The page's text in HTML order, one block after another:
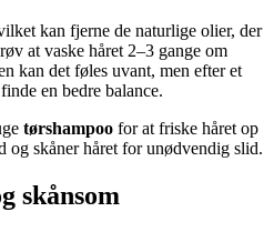
kan fjerne de naturlige olier, der
at vaske håret 2–3 gange om
kan det føles uvant, men efter et
en bedre balance.
tørshampoo for at friske håret op
og skåner håret for unødvendig slid.
skånsom